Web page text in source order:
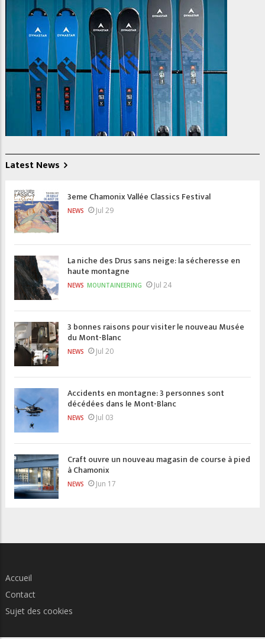
Latest News
3eme Chamonix Vallée Classics Festival
NEWS Jul 29
La niche des Drus sans neige: la sécheresse en
haute montagne
NEWS MOUNTAINEERING Jul 24
3 bonnes raisons pour visiter le nouveau Musée
du Mont-Blanc
NEWS Jul 20
Accidents en montagne: 3 personnes sont
décédées dans le Mont-Blanc
NEWS Jul 03
Craft ouvre un nouveau magasin de course à pied
à Chamonix
NEWS Jun 17
Accueil
Contact
Sujet des cookies